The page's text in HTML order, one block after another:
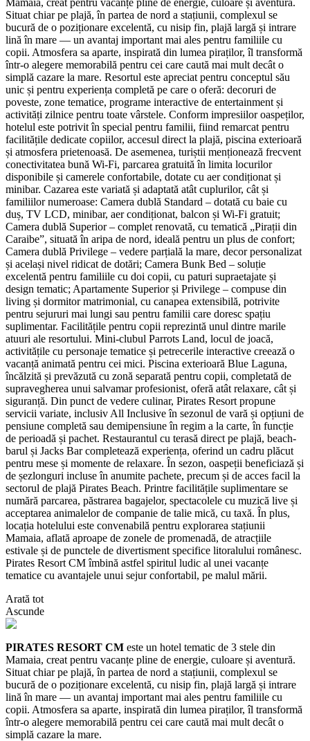
Situat chiar pe plajă, în partea de nord a stațiunii, complexul se
bucură de o poziționare excelentă, cu nisip fin, plajă largă și intrare
lină în mare — un avantaj important mai ales pentru familiile cu
copii. Atmosfera sa aparte, inspirată din lumea piraților, îl transformă
într-o alegere memorabilă pentru cei care caută mai mult decât o
simplă cazare la mare. Resortul este apreciat pentru conceptul său
unic și pentru experiența completă pe care o oferă: decoruri de
poveste, zone tematice, programe interactive de entertainment și
activități zilnice pentru toate vârstele. Conform impresiilor oaspeților,
hotelul este potrivit în special pentru familii, fiind remarcat pentru
facilitățile dedicate copiilor, accesul direct la plajă, piscina exterioară
și atmosfera prietenoasă. De asemenea, turiștii menționează frecvent
conectivitatea bună Wi‑Fi, parcarea gratuită în limita locurilor
disponibile și camerele confortabile, dotate cu aer condiționat și
minibar. Cazarea este variată și adaptată atât cuplurilor, cât și
familiilor numeroase: Camera dublă Standard – dotată cu baie cu
duș, TV LCD, minibar, aer condiționat, balcon și Wi‑Fi gratuit;
Camera dublă Superior – complet renovată, cu tematică „Pirații din
Caraibe”, situată în aripa de nord, ideală pentru un plus de confort;
Camera dublă Privilege – vedere parțială la mare, decor personalizat
și același nivel ridicat de dotări; Camera Bunk Bed – soluție
excelentă pentru familiile cu doi copii, cu paturi supraetajate și
design tematic; Apartamente Superior și Privilege – compuse din
living și dormitor matrimonial, cu canapea extensibilă, potrivite
pentru sejururi mai lungi sau pentru familii care doresc spațiu
suplimentar. Facilitățile pentru copii reprezintă unul dintre marile
atuuri ale resortului. Mini-clubul Parrots Land, locul de joacă,
activitățile cu personaje tematice și petrecerile interactive creează o
vacanță animată pentru cei mici. Piscina exterioară Blue Laguna,
încălzită și prevăzută cu zonă separată pentru copii, completată de
supravegherea unui salvamar profesionist, oferă atât relaxare, cât și
siguranță. Din punct de vedere culinar, Pirates Resort propune
servicii variate, inclusiv All Inclusive în sezonul de vară și opțiuni de
pensiune completă sau demipensiune în regim a la carte, în funcție
de perioadă și pachet. Restaurantul cu terasă direct pe plajă, beach-
barul și Jacks Bar completează experiența, oferind un cadru plăcut
pentru mese și momente de relaxare. În sezon, oaspeții beneficiază și
de șezlonguri incluse în anumite pachete, precum și de acces facil la
sectorul de plajă Pirates Beach. Printre facilitățile suplimentare se
numără parcarea, păstrarea bagajelor, spectacolele cu muzică live și
acceptarea animalelor de companie de talie mică, cu taxă. În plus,
locația hotelului este convenabilă pentru explorarea stațiunii
Mamaia, aflată aproape de zonele de promenadă, de atracțiile
estivale și de punctele de divertisment specifice litoralului românesc.
Pirates Resort CM îmbină astfel spiritul ludic al unei vacanțe
tematice cu avantajele unui sejur confortabil, pe malul mării.
Arată tot
Ascunde
PIRATES RESORT CM este un hotel tematic de 3 stele din
Mamaia, creat pentru vacanțe pline de energie, culoare și aventură.
Situat chiar pe plajă, în partea de nord a stațiunii, complexul se
bucură de o poziționare excelentă, cu nisip fin, plajă largă și intrare
lină în mare — un avantaj important mai ales pentru familiile cu
copii. Atmosfera sa aparte, inspirată din lumea piraților, îl transformă
într-o alegere memorabilă pentru cei care caută mai mult decât o
simplă cazare la mare.